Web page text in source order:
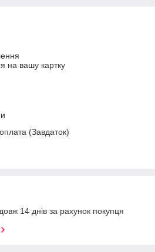
на вашу картку
(Завдаток)
14 днів за рахунок покупця